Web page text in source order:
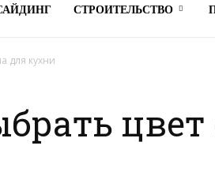
Строительный
СТРОИТЕЛЬСТВО
для кухни
цвет